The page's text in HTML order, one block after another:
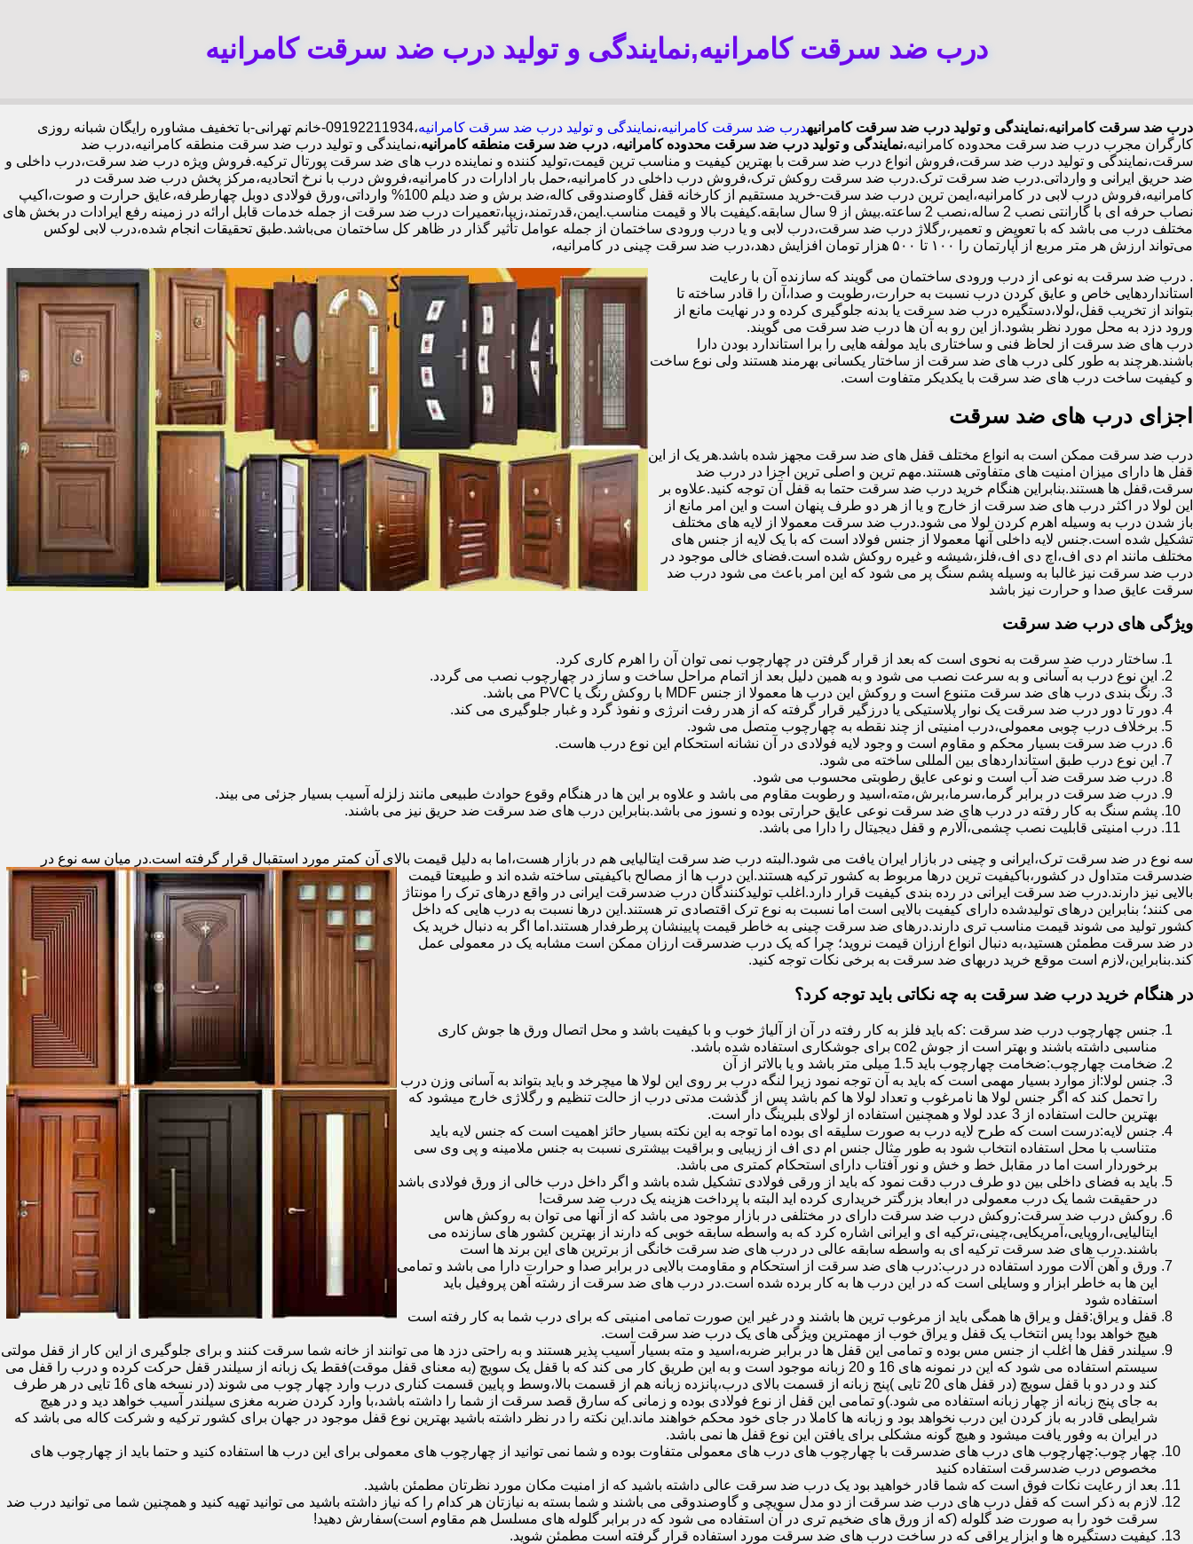
درب ضد سرقت کامرانیه,نمایندگی و تولید درب ضد سرقت کامرانیه
درب ضد سرقت کامرانیه،نمایندگی و تولید درب ضد سرقت کامرانیهدرب ضد سرقت کامرانیه،نمایندگی و تولید درب ضد سرقت کامرانیه
،09192211934-خانم تهرانی-با تخفیف مشاوره رایگان شبانه روزی
کارگران مجرب درب ضد سرقت محدوده کامرانیه،نمایندگی و تولید درب ضد سرقت محدوده کامرانیه، درب ضد سرقت منطقه کامرانیه،نمایندگی و تولید درب ضد سرقت منطقه کامرانیه،درب ضد
سرقت،نمایندگی و تولید درب ضد سرقت،فروش انواع درب ضد سرقت با بهترین کیفیت و مناسب ترین قیمت،تولید کننده و نماینده درب های ضد سرقت پورتال ترکیه.فروش ویژه درب ضد سرقت،درب داخلی و
ضد حریق ایرانی و وارداتی.درب ضد سرقت ترک.درب ضد سرقت روکش ترک،فروش درب داخلی در کامرانیه،حمل بار ادارات در کامرانیه،فروش درب با نرخ اتحادیه،مرکز پخش درب ضد سرقت در
کامرانیه،فروش درب لابی در کامرانیه،ایمن ترین درب ضد سرقت-خرید مستقیم از کارخانه قفل گاوصندوقی کاله،ضد برش و ضد دیلم 100% وارداتی،ورق فولادی دوبل چهارطرفه،عایق حرارت و صوت،اکیپ
نصاب حرفه ای با گارانتی نصب 2 ساله،نصب 2 ساعته.بیش از 9 سال سابقه.کیفیت بالا و قیمت مناسب.ایمن،قدرتمند،زیبا،تعمیرات درب ضد سرقت از جمله خدمات قابل ارائه در زمینه رفع ایرادات در بخش های
مختلف درب می باشد که با تعویض و تعمیر،رگلاژ درب ضد سرقت،درب لابی و یا درب ورودی ساختمان از جمله عوامل تأثیر گذار در ظاهر کل ساختمان می‌باشد.طبق تحقیقات انجام شده،درب لابی لوکس
می‌تواند ارزش هر متر مربع از آپارتمان را ۱۰۰ تا ۵۰۰ هزار تومان افزایش دهد،درب ضد سرقت چینی در کامرانیه،
. درب ضد سرقت به نوعی از درب ورودی ساختمان می گویند که سازنده آن با رعایت
استانداردهایی خاص و عایق کردن درب نسبت به حرارت،رطوبت و صدا،آن را قادر ساخته تا
بتواند از تخریب قفل،لولا،دستگیره درب ضد سرقت یا بدنه جلوگیری کرده و در نهایت مانع از
ورود دزد به محل مورد نظر بشود.از این رو به آن ها درب ضد سرقت می گویند.
درب های ضد سرقت از لحاظ فنی و ساختاری باید مولفه هایی را برا استاندارد بودن دارا
باشند.هرچند به طور کلی درب های ضد سرقت از ساختار یکسانی بهرمند هستند ولی نوع ساخت
و کیفیت ساخت درب های ضد سرقت با یکدیکر متفاوت است.
اجزای درب های ضد سرقت
درب ضد سرقت ممکن است به انواع مختلف قفل های ضد سرقت مجهز شده باشد.هر یک از این
قفل ها دارای میزان امنیت های متفاوتی هستند.مهم ترین و اصلی ترین اجزا در درب ضد
سرقت،قفل ها هستند.بنابراین هنگام خرید درب ضد سرقت حتما به قفل آن توجه کنید.علاوه بر
این لولا در اکثر درب های ضد سرقت از خارج و یا از هر دو طرف پنهان است و این امر مانع از
باز شدن درب به وسیله اهرم کردن لولا می شود.درب ضد سرقت معمولا از لایه های مختلف
تشکیل شده است.جنس لایه داخلی آنها معمولا از جنس فولاد است که با یک لایه از جنس های
مختلف مانند ام دی اف،اچ دی اف،فلز،شیشه و غیره روکش شده است.فضای خالی موجود در
درب ضد سرقت نیز غالبا به وسیله پشم سنگ پر می شود که این امر باعث می شود درب ضد
سرقت عایق صدا و حرارت نیز باشد
ویژگی های درب ضد سرقت
ساختار درب ضد سرقت به نحوی است که بعد از قرار گرفتن در چهارچوب نمی توان آن را اهرم کاری کرد.
این نوع درب به آسانی و به سرعت نصب می شود و به همین دلیل بعد از اتمام مراحل ساخت و ساز در چهارچوب نصب می گردد.
رنگ بندی درب های ضد سرقت متنوع است و روکش این درب ها معمولا از جنس MDF با روکش رنگ یا PVC می باشد.
دور تا دور درب ضد سرقت یک نوار پلاستیکی یا درزگیر قرار گرفته که از هدر رفت انرژی و نفوذ گرد و غبار جلوگیری می کند.
برخلاف درب چوبی معمولی،درب امنیتی از چند نقطه به چهارچوب متصل می شود.
درب ضد سرقت بسیار محکم و مقاوم است و وجود لایه فولادی در آن نشانه استحکام این نوع درب هاست.
این نوع درب طبق استانداردهای بین المللی ساخته می شود.
درب ضد سرقت ضد آب است و نوعی عایق رطوبتی محسوب می شود.
درب ضد سرقت در برابر گرما،سرما،برش،مته،اسید و رطوبت مقاوم می باشد و علاوه بر این ها در هنگام وقوع حوادث طبیعی مانند زلزله آسیب بسیار جزئی می بیند.
پشم سنگ به کار رفته در درب های ضد سرقت نوعی عایق حرارتی بوده و نسوز می باشد.بنابراین درب های ضد سرقت ضد حریق نیز می باشند.
درب امنیتی قابلیت نصب چشمی،آلارم و قفل دیجیتال را دارا می باشد.
سه نوع در ضد سرقت ترک،ایرانی و چینی در بازار ایران یافت می شود.البته درب ضد سرقت ایتالیایی هم در بازار هست،اما به دلیل قیمت بالای آن کمتر مورد استقبال قرار گرفته است.در میان سه نوع در
ضدسرقت متداول در کشور،باکیفیت ترین درها مربوط به کشور ترکیه هستند.این درب ها از مصالح باکیفیتی ساخته شده اند و طبیعتا قیمت
بالایی نیز دارند.درب ضد سرقت ایرانی در رده بندی کیفیت قرار دارد.اغلب تولیدکنندگان درب ضدسرقت ایرانی در واقع درهای ترک را مونتاژ
می کنند؛ بنابراین درهای تولیدشده دارای کیفیت بالایی است اما نسبت به نوع ترک اقتصادی تر هستند.این درها نسبت به درب هایی که داخل
کشور تولید می شوند قیمت مناسب تری دارند.درهای ضد سرقت چینی به خاطر قیمت پایینشان پرطرفدار هستند.اما اگر به دنبال خرید یک
در ضد سرقت مطمئن هستید،به دنبال انواع ارزان قیمت نروید؛ چرا که یک درب ضدسرقت ارزان ممکن است مشابه یک در معمولی عمل
کند.بنابراین،لازم است موقع خرید دربهای ضد سرقت به برخی نکات توجه کنید.
در هنگام خرید درب ضد سرقت به چه نکاتی باید توجه کرد؟
جنس چهارچوب درب ضد سرقت :که باید فلز به کار رفته در آن از آلیاژ خوب و با کیفیت باشد و محل اتصال ورق ها جوش کاری
مناسبی داشته باشند و بهتر است از جوش co2 برای جوشکاری استفاده شده باشد.
ضخامت چهارچوب:ضخامت چهارچوب باید 1.5 میلی متر باشد و یا بالاتر از آن
جنس لولا:از موارد بسیار مهمی است که باید به آن توجه نمود زیرا لنگه درب بر روی این لولا ها میچرخد و باید بتواند به آسانی وزن درب
را تحمل کند که اگر جنس لولا ها نامرغوب و تعداد لولا ها کم باشد پس از گذشت مدتی درب از حالت تنظیم و رگلاژی خارج میشود که
بهترین حالت استفاده از 3 عدد لولا و همچنین استفاده از لولای بلبرینگ دار است.
جنس لایه:درست است که طرح لایه درب به صورت سلیقه ای بوده اما توجه به این نکته بسیار حائز اهمیت است که جنس لایه باید
متناسب با محل استفاده انتخاب شود به طور مثال جنس ام دی اف از زیبایی و براقیت بیشتری نسبت به جنس ملامینه و پی وی سی
برخوردار است اما در مقابل خط و خش و نور آفتاب دارای استحکام کمتری می باشد.
باید به فضای داخلی بین دو طرف درب دقت نمود که باید از ورقی فولادی تشکیل شده باشد و اگر داخل درب خالی از ورق فولادی باشد
در حقیقت شما یک درب معمولی در ابعاد بزرگتر خریداری کرده اید البته با پرداخت هزینه یک درب ضد سرقت!
روکش درب ضد سرقت:روکش درب ضد سرقت دارای در مختلفی در بازار موجود می باشد که از آنها می توان به روکش هاس
ایتالیایی،اروپایی،آمریکایی،چینی،ترکیه ای و ایرانی اشاره کرد که به واسطه سابقه خوبی که دارند از بهترین کشور های سازنده می
باشند.درب های ضد سرقت ترکیه ای به واسطه سابقه عالی در درب های ضد سرقت خانگی از برترین های این برند ها است
ورق و آهن آلات مورد استفاده در درب:درب های ضد سرقت از استحکام و مقاومت بالایی در برابر صدا و حرارت دارا می باشد و تمامی
این ها به خاطر ابزار و وسایلی است که در این درب ها به کار برده شده است.در درب های ضد سرقت از رشته آهن پروفیل باید
استفاده شود
قفل و یراق:قفل و یراق ها همگی باید از مرغوب ترین ها باشند و در غیر این صورت تمامی امنیتی که برای درب شما به کار رفته است
هیچ خواهد بود! پس انتخاب یک قفل و یراق خوب از مهمترین ویژگی های یک درب ضد سرقت است.
سیلندر قفل ها اغلب از جنس مس بوده و تمامی این قفل ها در برابر ضربه،اسید و مته بسیار آسیب پذیر هستند و به راحتی دزد ها می توانند از خانه شما سرقت کنند و برای جلوگیری از این کار از قفل مولتی
سیستم استفاده می شود که این در نمونه های 16 و 20 زبانه موجود است و به این طریق کار می کند که با قفل یک سویچ (به معنای قفل موقت)فقط یک زبانه از سیلندر قفل حرکت کرده و درب را قفل می
کند و در دو با قفل سویچ (در قفل های 20 تایی )پنج زبانه از قسمت بالای درب،پانزده زبانه هم از قسمت بالا،وسط و پایین قسمت کناری درب وارد چهار چوب می شوند (در نسخه های 16 تایی در هر طرف
به جای پنج زبانه از چهار زبانه استفاده می شود.)و تمامی این قفل از نوع فولادی بوده و زمانی که سارق قصد سرقت از شما را داشته باشد،با وارد کردن ضربه مغزی سیلندر آسیب خواهد دید و در هیچ
شرایطی قادر به باز کردن این درب نخواهد بود و زبانه ها کاملا در جای خود محکم خواهند ماند.این نکته را در نظر داشته باشید بهترین نوع قفل موجود در جهان برای کشور ترکیه و شرکت کاله می باشد که
در ایران به وفور یافت میشود و هیچ گونه مشکلی برای یافتن این نوع قفل ها نمی باشد.
چهار چوب:چهارچوب های درب های ضدسرقت با چهارچوب های درب های معمولی متفاوت بوده و شما نمی توانید از چهارچوب های معمولی برای این درب ها استفاده کنید و حتما باید از چهارچوب های
مخصوص درب ضدسرقت استفاده کنید
بعد از رعایت نکات فوق است که شما قادر خواهید بود یک درب ضد سرقت عالی داشته باشید که از امنیت مکان مورد نظرتان مطمئن باشید.
لازم به ذکر است که قفل درب های درب ضد سرقت از دو مدل سویچی و گاوصندوقی می باشند و شما بسته به نیازتان هر کدام را که نیاز داشته باشید می توانید تهیه کنید و همچنین شما می توانید درب ضد
سرقت خود را به صورت ضد گلوله (که از ورق های ضخیم تری در آن استفاده می شود که در برابر گلوله های مسلسل هم مقاوم است)سفارش دهید!
کیفیت دستگیره ها و ابزار یراقی که در ساخت درب های ضد سرقت مورد استفاده قرار گرفته است مطمئن شوید.